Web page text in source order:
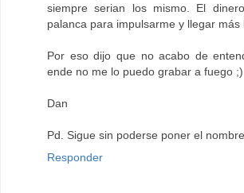
siempre serian los mismo. El
palanca para impulsarme y llegar más
Por eso dijo que no acabo de
ende no me lo puedo grabar a fuego ;)
Dan
Pd. Sigue sin poderse poner el
Responder